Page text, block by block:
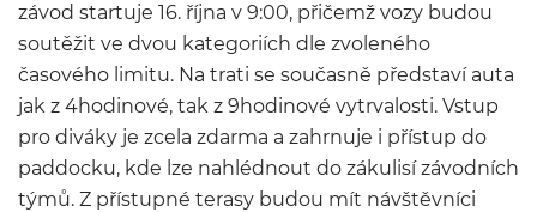
závod startuje 16. října v 9:00, přičemž vozy budou
soutěžit ve dvou kategoriích dle zvoleného
časového limitu. Na trati se současně představí auta
jak z 4hodinové, tak z 9hodinové vytrvalosti. Vstup
pro diváky je zcela zdarma a zahrnuje i přístup do
paddocku, kde lze nahlédnout do zákulisí závodních
týmů. Z přístupné terasy budou mít návštěvníci